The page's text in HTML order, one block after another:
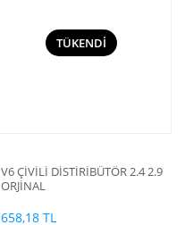
TÜKENDİ
V6 ÇİVİLİ DİSTİRİBÜTÖR 2.4 2.9
ORJİNAL
658,18 TL